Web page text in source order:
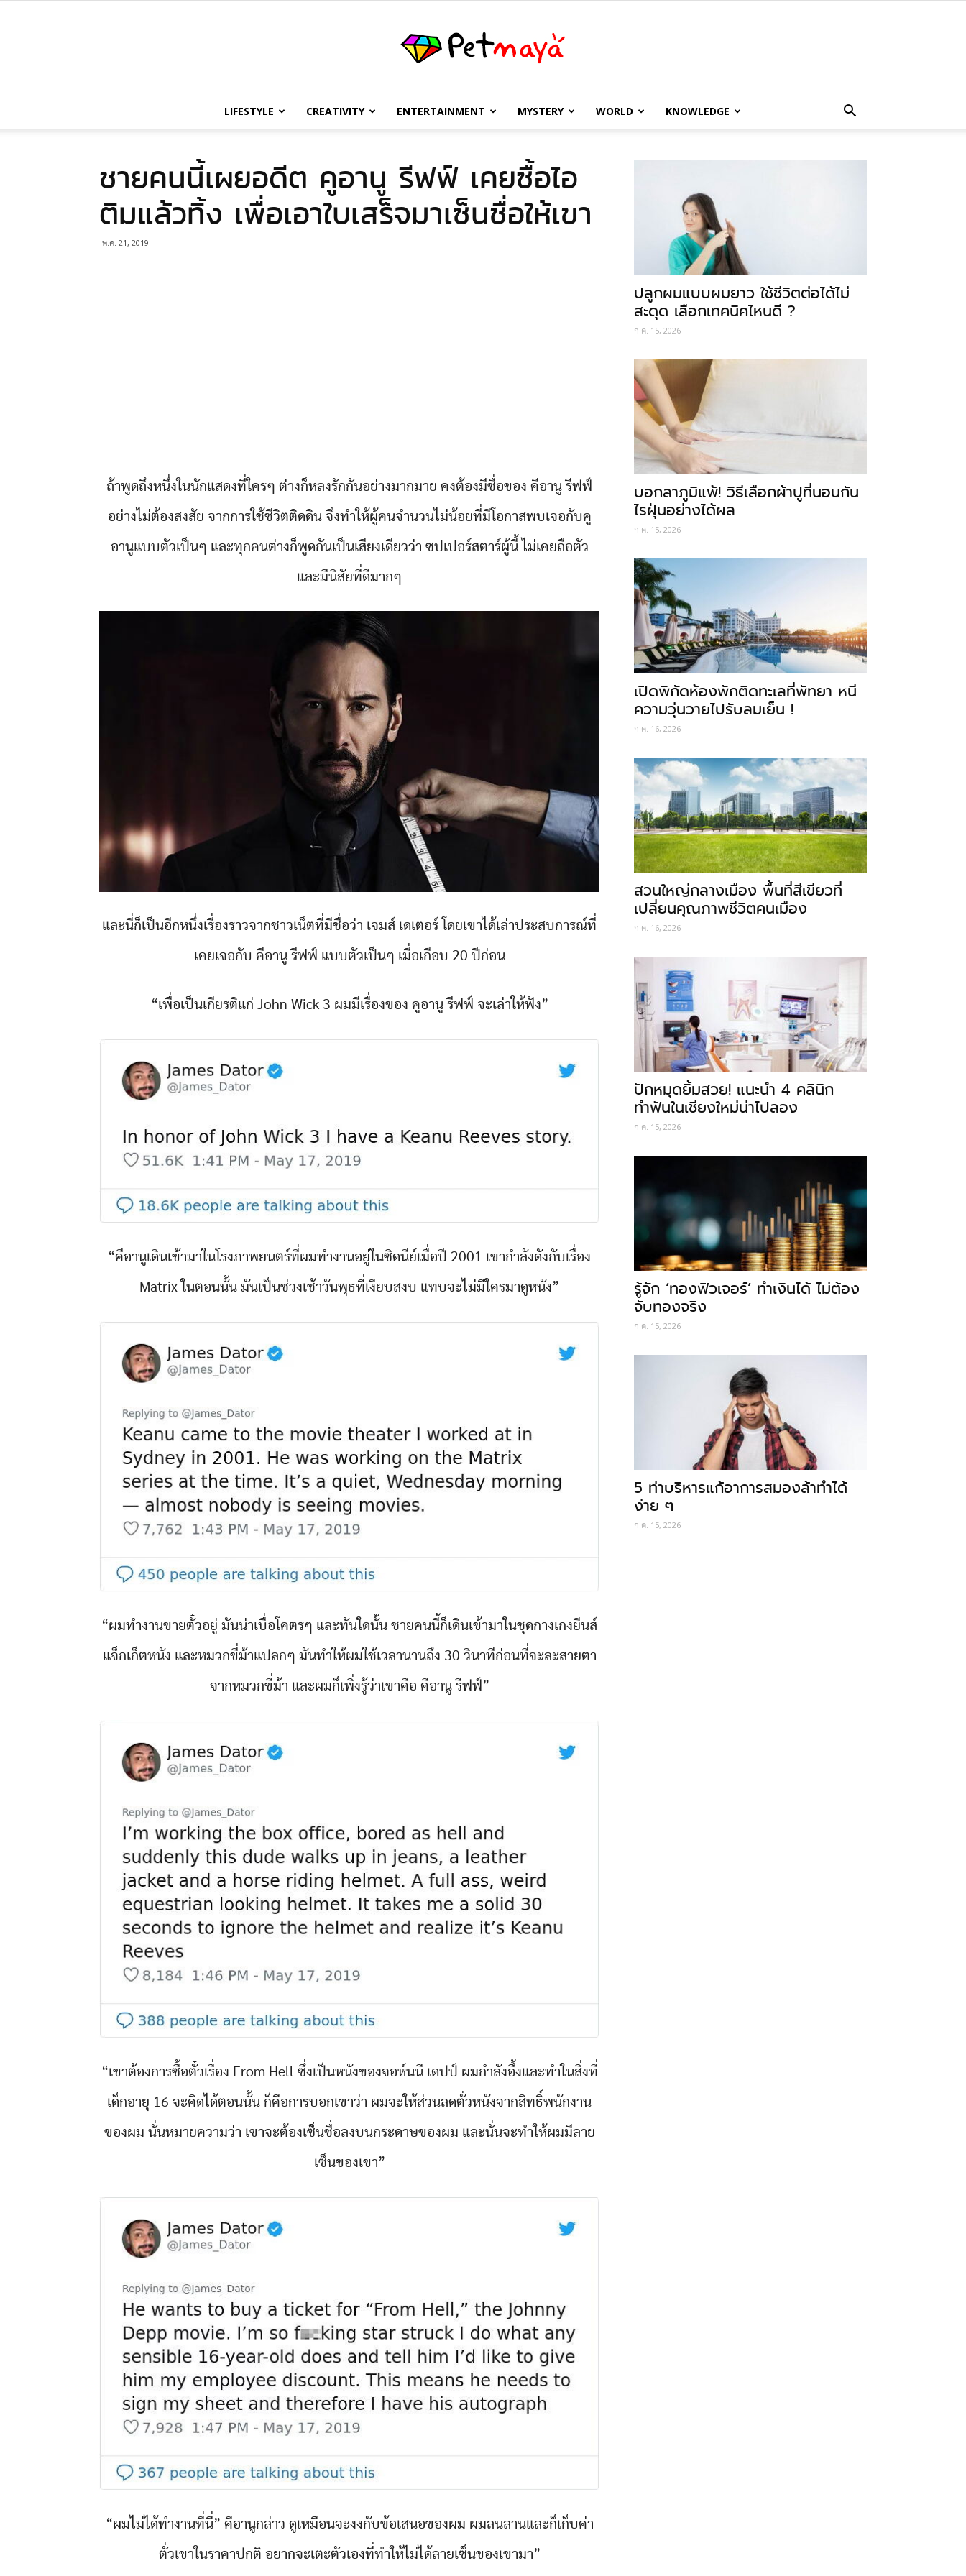
เพชร
มายา
LIFESTYLE CREATIVITY ENTERTAINMENT MYSTERY WORLD KNOWLEDGE
ชายคนนี้เผยอดีต คูอานู รีฟฟ์ เคยซื้อไอ
ติมแล้วทิ้ง เพื่อเอาใบเสร็จมาเซ็นชื่อให้เขา
พ.ค. 21, 2019
ถ้าพูดถึงหนึ่งในนักแสดงที่ใครๆ ต่างก็หลงรักกันอย่างมากมาย คงต้องมีชื่อของ คีอานู รีฟฟ์
อย่างไม่ต้องสงสัย จากการใช้ชีวิตติดดิน จึงทำให้ผู้คนจำนวนไม่น้อยที่มีโอกาสพบเจอกับคู
อานูแบบตัวเป็นๆ และทุกคนต่างก็พูดกันเป็นเสียงเดียวว่า ซปเปอร์สตาร์ผู้นี้ ไม่เคยถือตัว
และมีนิสัยที่ดีมากๆ
และนี่ก็เป็นอีกหนึ่งเรื่องราวจากชาวเน็ตที่มีชื่อว่า เจมส์ เดเตอร์ โดยเขาได้เล่าประสบการณ์ที่
เคยเจอกับ คีอานู รีฟฟ์ แบบตัวเป็นๆ เมื่อเกือบ 20 ปีก่อน
“เพื่อเป็นเกียรติแก่ John Wick 3 ผมมีเรื่องของ คูอานู รีฟฟ์ จะเล่าให้ฟัง”
“คีอานูเดินเข้ามาในโรงภาพยนตร์ที่ผมทำงานอยู่ในซิดนีย์เมื่อปี 2001 เขากำลังดังกับเรื่อง
Matrix ในตอนนั้น มันเป็นช่วงเช้าวันพุธที่เงียบสงบ แทบจะไม่มีใครมาดูหนัง”
“ผมทำงานขายตั๋วอยู่ มันน่าเบื่อโคตรๆ และทันใดนั้น ชายคนนี้ก็เดินเข้ามาในชุดกางเกงยีนส์
แจ็กเก็ตหนัง และหมวกขี่ม้าแปลกๆ มันทำให้ผมใช้เวลานานถึง 30 วินาทีก่อนที่จะละสายตา
จากหมวกขี่ม้า และผมก็เพิ่งรู้ว่าเขาคือ คีอานู รีฟฟ์”
“เขาต้องการซื้อตั๋วเรื่อง From Hell ซึ่งเป็นหนังของจอห์นนี เดปป์ ผมกำลังอึ้งและทำในสิ่งที่
เด็กอายุ 16 จะคิดได้ตอนนั้น ก็คือการบอกเขาว่า ผมจะให้ส่วนลดตั๋วหนังจากสิทธิ์พนักงาน
ของผม นั่นหมายความว่า เขาจะต้องเซ็นชื่อลงบนกระดาษของผม และนั่นจะทำให้ผมมีลาย
เซ็นของเขา”
“ผมไม่ได้ทำงานที่นี่” คีอานูกล่าว ดูเหมือนจะงงกับข้อเสนอของผม ผมลนลานและก็เก็บค่า
ตั่วเขาในราคาปกติ อยากจะเตะตัวเองที่ทำให้ไม่ได้ลายเซ็นของเขามา”
ปลูกผมแบบผมยาว ใช้ชีวิตต่อได้ไม่
สะดุด เลือกเทคนิคไหนดี ?
ก.ค. 15, 2026
บอกลาภูมิแพ้! วิธีเลือกผ้าปูที่นอนกัน
ไรฝุ่นอย่างได้ผล
ก.ค. 15, 2026
เปิดพิกัดห้องพักติดทะเลที่พัทยา หนี
ความวุ่นวายไปรับลมเย็น !
ก.ค. 16, 2026
สวนใหญ่กลางเมือง พื้นที่สีเขียวที่
เปลี่ยนคุณภาพชีวิตคนเมือง
ก.ค. 16, 2026
ปักหมุดยิ้มสวย! แนะนำ 4 คลินิก
ทำฟันในเชียงใหม่น่าไปลอง
ก.ค. 15, 2026
รู้จัก ‘ทองฟิวเจอร์’ ทำเงินได้ ไม่ต้อง
จับทองจริง
ก.ค. 15, 2026
5 ท่าบริหารแก้อาการสมองล้าทำได้
ง่าย ๆ
ก.ค. 15, 2026